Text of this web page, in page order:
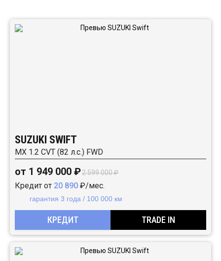
SUZUKI SWIFT
MX 1.2 CVT (82 л.с.) FWD
от 1 949 000 ₽2 599 000 ₽
Кредит от 20 890 ₽/мес.
гарантия 3 года / 100 000 км
КРЕДИТ TRADE IN